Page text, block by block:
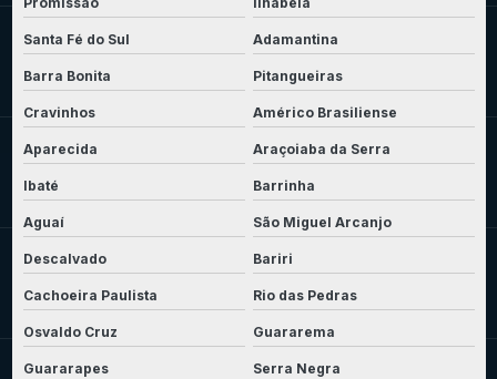
Santa Fé do Sul Adamantina
Barra Bonita Pitangueiras
Cravinhos Américo Brasiliense
Aparecida Araçoiaba da Serra
Ibaté Barrinha
Aguaí São Miguel Arcanjo
Descalvado Bariri
Cachoeira Paulista Rio das Pedras
Osvaldo Cruz Guararema
Guararapes Serra Negra